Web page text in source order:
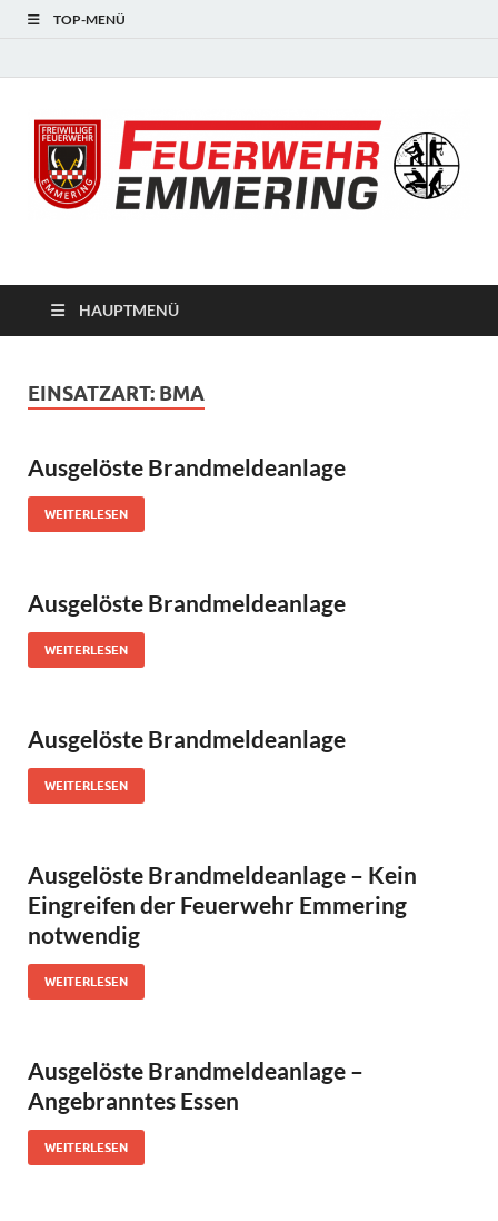
TOP-MENÜ
HAUPTMENÜ
EINSATZART: BMA
Ausgelöste Brandmeldeanlage
WEITERLESEN
Ausgelöste Brandmeldeanlage
WEITERLESEN
Ausgelöste Brandmeldeanlage
WEITERLESEN
Ausgelöste Brandmeldeanlage – Kein
Eingreifen der Feuerwehr Emmering
notwendig
WEITERLESEN
Ausgelöste Brandmeldeanlage –
Angebranntes Essen
WEITERLESEN